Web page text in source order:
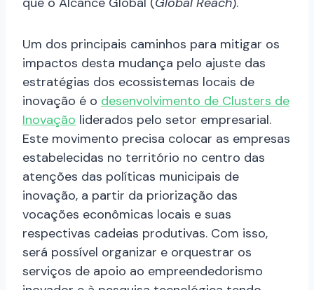
Um dos principais caminhos para mitigar os
impactos desta mudança pelo ajuste das
estratégias dos ecossistemas locais de
inovação é o desenvolvimento de Clusters de
Inovação liderados pelo setor empresarial.
Este movimento precisa colocar as empresas
estabelecidas no território no centro das
atenções das políticas municipais de
inovação, a partir da priorização das
vocações econômicas locais e suas
respectivas cadeias produtivas. Com isso,
será possível organizar e orquestrar os
serviços de apoio ao empreendedorismo